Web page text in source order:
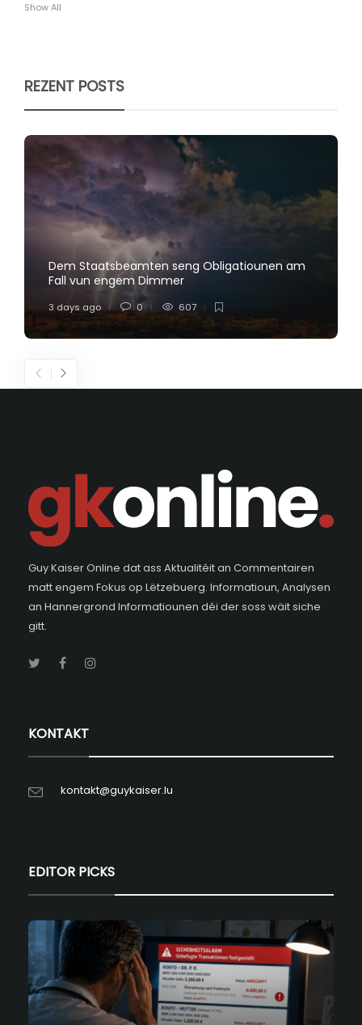
Show All
REZENT POSTS
Dem Staatsbeamten seng Obligatiounen am
Fall vun engem Dimmer
3 days ago 0 607
Guy Kaiser Online dat ass Aktualitéit an Commentairen
matt engem Fokus op Lëtzebuerg. Informatioun, Analysen
an Hannergrond Informatiounen déi der soss wäit siche
gitt.
KONTAKT
kontakt@guykaiser.lu
EDITOR PICKS